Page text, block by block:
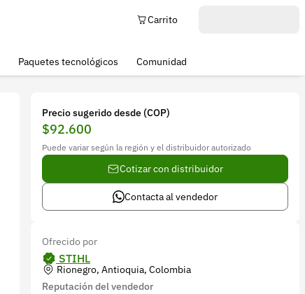
Carrito
Paquetes tecnológicos Comunidad
Precio sugerido desde (COP)
$92.600
Puede variar según la región y el distribuidor autorizado
Cotizar con distribuidor
Contacta al vendedor
Ofrecido por
STIHL
Rionegro, Antioquia, Colombia
Reputación del vendedor